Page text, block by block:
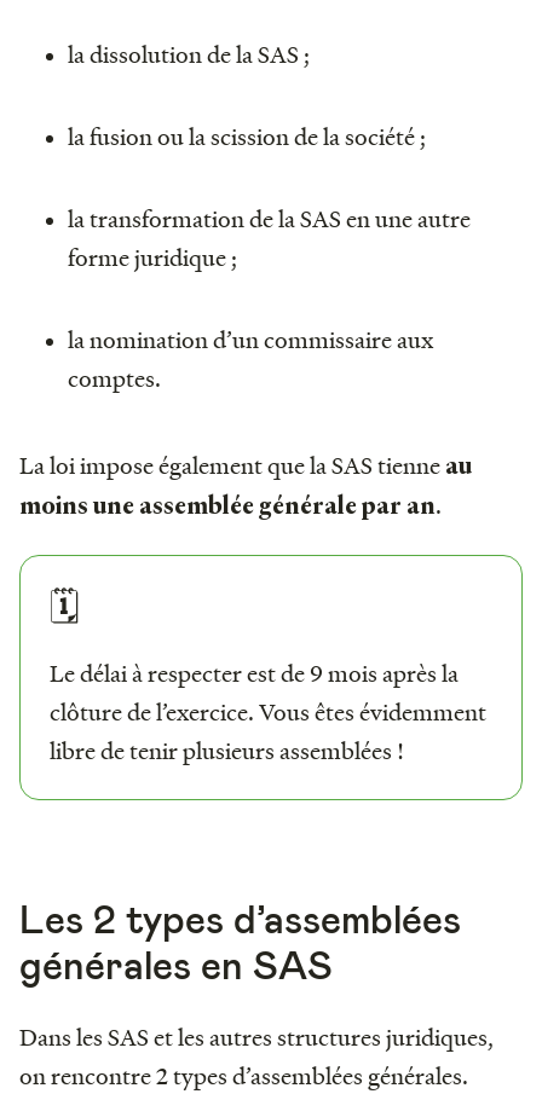
la dissolution de la SAS ;
la fusion ou la scission de la société ;
la transformation de la SAS en une autre
forme juridique ;
la nomination d’un commissaire aux
comptes.
La loi impose également que la SAS tienne au
moins une assemblée générale par an.
🗓
Le délai à respecter est de 9 mois après la
clôture de l’exercice. Vous êtes évidemment
libre de tenir plusieurs assemblées !
Les 2 types d’assemblées
générales en SAS
Dans les SAS et les autres structures juridiques,
on rencontre 2 types d’assemblées générales.